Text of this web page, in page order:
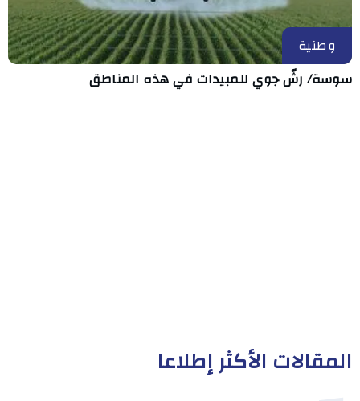
وطنية
سوسة/ رشّ جوي للمبيدات في هذه المناطق
المقالات الأكثر إطلاعا